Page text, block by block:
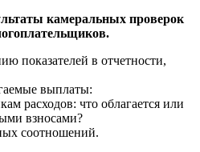
камеральных проверок
показателей в отчетности,
выплаты:
расходов: что облагается или
взносами?
соотношений.